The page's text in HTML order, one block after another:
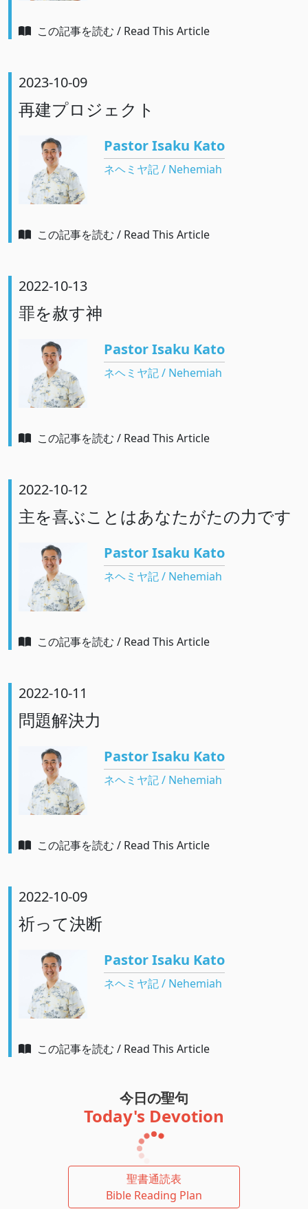
この記事を読む / Read This Article
2023-10-09
再建プロジェクト
Pastor Isaku Kato
ネヘミヤ記 / Nehemiah
この記事を読む / Read This Article
2022-10-13
罪を赦す神
Pastor Isaku Kato
ネヘミヤ記 / Nehemiah
この記事を読む / Read This Article
2022-10-12
主を喜ぶことはあなたがたの力です
Pastor Isaku Kato
ネヘミヤ記 / Nehemiah
この記事を読む / Read This Article
2022-10-11
問題解決力
Pastor Isaku Kato
ネヘミヤ記 / Nehemiah
この記事を読む / Read This Article
2022-10-09
祈って決断
Pastor Isaku Kato
ネヘミヤ記 / Nehemiah
この記事を読む / Read This Article
今日の聖句
Today's Devotion
聖書通読表
Bible Reading Plan